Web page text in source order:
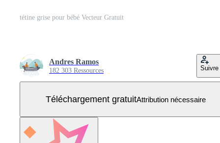
tétine grise pour bébé Vecteur Gratuit
Andres Ramos
182 303 Ressources Suivre
Téléchargement gratuitAttribution nécessaire